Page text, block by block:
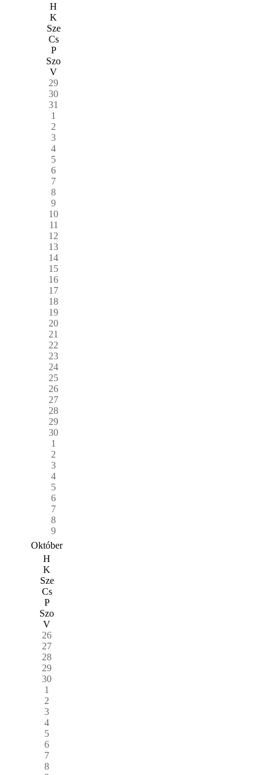
H
K
Sze
Cs
P
Szo
V
29
30
31
1
2
3
4
5
6
7
8
9
10
11
12
13
14
15
16
17
18
19
20
21
22
23
24
25
26
27
28
29
30
1
2
3
4
5
6
7
8
9
Október
H
K
Sze
Cs
P
Szo
V
26
27
28
29
30
1
2
3
4
5
6
7
8